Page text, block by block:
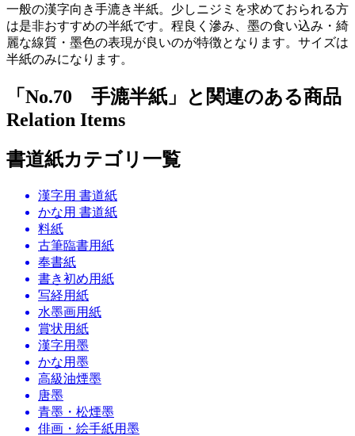
一般の漢字向き手漉き半紙。少しニジミを求めておられる方
は是非おすすめの半紙です。程良く滲み、墨の食い込み・綺
麗な線質・墨色の表現が良いのが特徴となります。サイズは
半紙のみになります。
「No.70 手漉半紙」と関連のある商品
Relation Items
書道紙カテゴリ一覧
漢字用 書道紙
かな用 書道紙
料紙
古筆臨書用紙
奉書紙
書き初め用紙
写経用紙
水墨画用紙
賞状用紙
漢字用墨
かな用墨
高級油煙墨
唐墨
青墨・松煙墨
俳画・絵手紙用墨